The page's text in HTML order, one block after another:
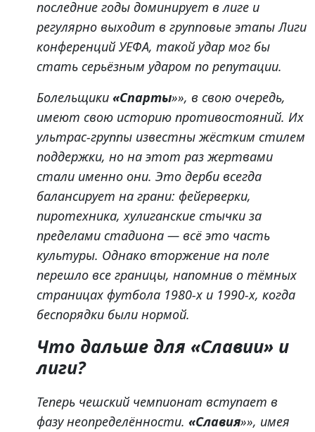
последние годы доминирует в лиге и
регулярно выходит в групповые этапы Лиги
конференций УЕФА, такой удар мог бы
стать серьёзным ударом по репутации.
Болельщики «Спарты»», в свою очередь,
имеют свою историю противостояний. Их
ультрас-группы известны жёстким стилем
поддержки, но на этот раз жертвами
стали именно они. Это дерби всегда
балансирует на грани: фейерверки,
пиротехника, хулиганские стычки за
пределами стадиона — всё это часть
культуры. Однако вторжение на поле
перешло все границы, напомнив о тёмных
страницах футбола 1980-х и 1990-х, когда
беспорядки были нормой.
Что дальше для «Славии» и
лиги?
Теперь чешский чемпионат вступает в
фазу неопределённости. «Славия»», имея